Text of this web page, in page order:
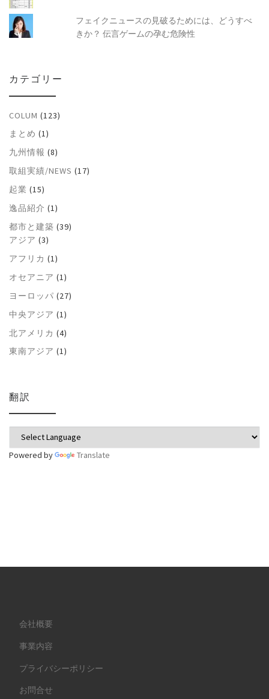
フェイクニュースの見破るためには、どうすべ
きか？ 伝言ゲームの孕む危険性
カテゴリー
COLUM (123)
まとめ (1)
九州情報 (8)
取組実績/NEWS (17)
起業 (15)
逸品紹介 (1)
都市と建築 (39)
アジア (3)
アフリカ (1)
オセアニア (1)
ヨーロッパ (27)
中央アジア (1)
北アメリカ (4)
東南アジア (1)
翻訳
Powered by Translate
会社概要
事業内容
プライバシーポリシー
お問合せ